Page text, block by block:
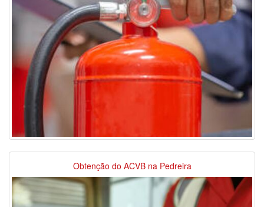
Obtenção do ACVB na Pedreira